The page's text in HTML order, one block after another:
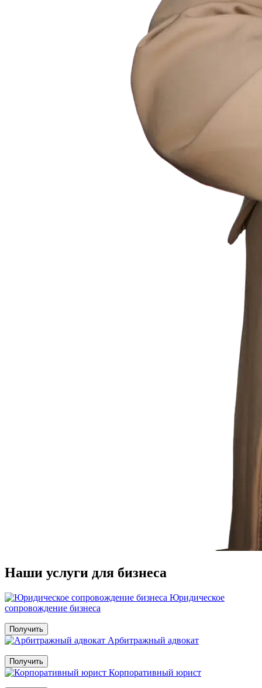
Наши услуги для бизнеса
Юридическое
сопровождение бизнеса
Получить
Арбитражный адвокат
Получить
Корпоративный юрист